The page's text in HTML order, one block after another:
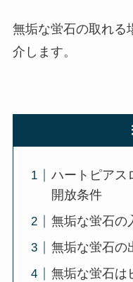
無垢な蛍石の取れる
介します。
ハートピアス
開放条件
無垢な蛍石の
無垢な蛍石の
無垢な蛍石は